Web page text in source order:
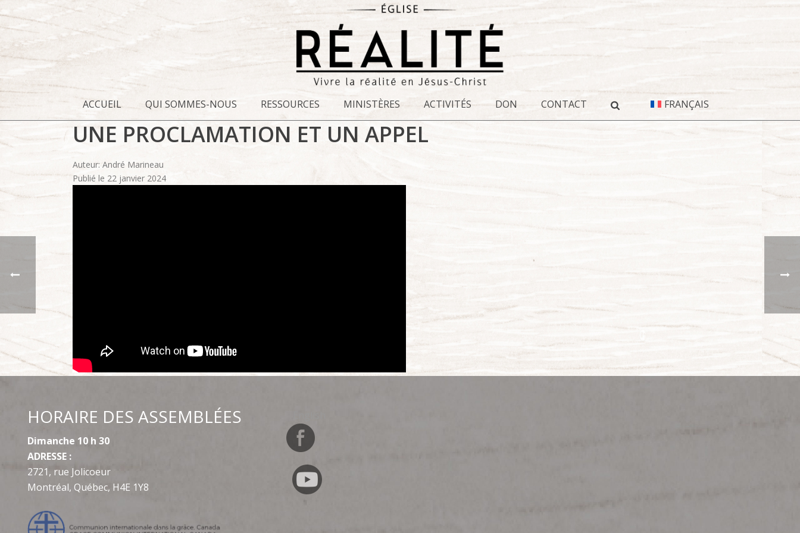
ACCUEIL QUI SOMMES-NOUS RESSOURCES MINISTÈRES ACTIVITÉS DON CONTACT FRANÇAIS
UNE PROCLAMATION ET UN APPEL
Auteur: André Marineau
Publié le 22 janvier 2024
HORAIRE DES ASSEMBLÉES
Dimanche 10 h 30
ADRESSE :
2721, rue Jolicoeur
Montréal, Québec, H4E 1Y8